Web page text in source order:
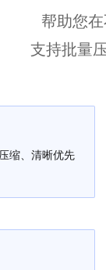
帮助您
支持批量
缩、清晰优先